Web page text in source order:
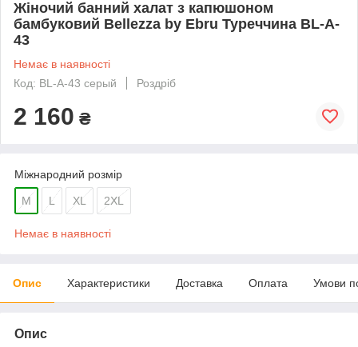
Жіночий банний халат з капюшоном
бамбуковий Bellezza by Ebru Туреччина BL-A-
43
Немає в наявності
Код: BL-A-43 серый
Роздріб
2 160 ₴
Міжнародний розмір
M L XL 2XL
Немає в наявності
Опис Характеристики Доставка Оплата Умови
Опис